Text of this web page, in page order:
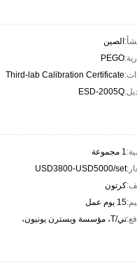
الصين
PEGO
Third-lab Calibration Certificate
ESD-2005Q
1 مجموعة
USD3800-USD5000/set
كرتون
15 يوم عمل
تي/T، مؤسسة ويسترن يونيون،